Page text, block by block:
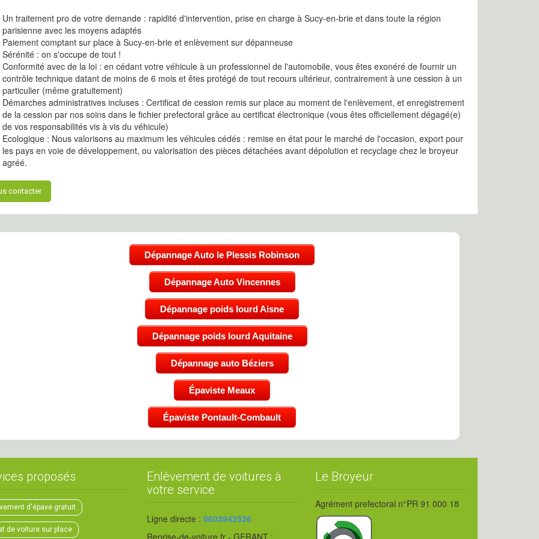
Un traitement pro de votre demande : rapidité d'intervention, prise en charge à Sucy-en-brie et dans toute la région
parisienne avec les moyens adaptés
Paiement comptant sur place à Sucy-en-brie et enlèvement sur dépanneuse
Sérénité : on s'occupe de tout !
Conformité avec de la loi : en cédant votre véhicule à un professionnel de l'automobile, vous êtes exonéré de fournir un
contrôle technique datant de moins de 6 mois et êtes protégé de tout recours ultérieur, contrairement à une cession à un
particulier (même gratuitement)
Démarches administratives incluses : Certificat de cession remis sur place au moment de l'enlèvement, et enregistrement
de la cession par nos soins dans le fichier prefectoral grâce au certificat électronique (vous êtes officiellement dégagé(e)
de vos responsabilités vis à vis du véhicule)
Ecologique : Nous valorisons au maximum les véhicules cédés : remise en état pour le marché de l'occasion, export pour
les pays en voie de développement, ou valorisation des pièces détachées avant dépolution et recyclage chez le broyeur
agréé.
contacter
Dépannage Auto le Plessis Robinson
Dépannage Auto Vincennes
Dépannage poids lourd Aisne
Dépannage poids lourd Aquitaine
Dépannage auto Béziers
Épaviste Meaux
Épaviste Pontault-Combault
proposés
d'épave gratuit
de voiture sur place
Enlèvement de voitures à
votre service
Ligne directe : 0603942526
Reprise-de-voiture.fr - GERANT :
Le Broyeur
Agrément prefectoral n°PR 91 000 18